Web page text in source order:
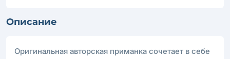
Описание
Оригинальная авторcкая приманка сочетает в себе